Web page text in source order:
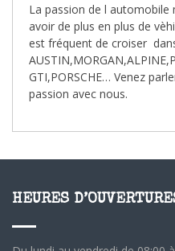
La passion de l automobile
avoir de plus en plus de
est fréquent de croiser
GTI,PORSCHE… Venez
passion avec nous.
HEURES